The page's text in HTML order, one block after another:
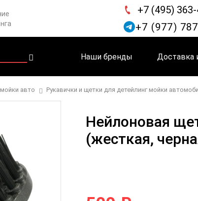
+7 (495)
+7 (977)
Наши бренды Доставка
авто Рукавички и щетки для детейлинг мойки
Нейлоновая
(жесткая,